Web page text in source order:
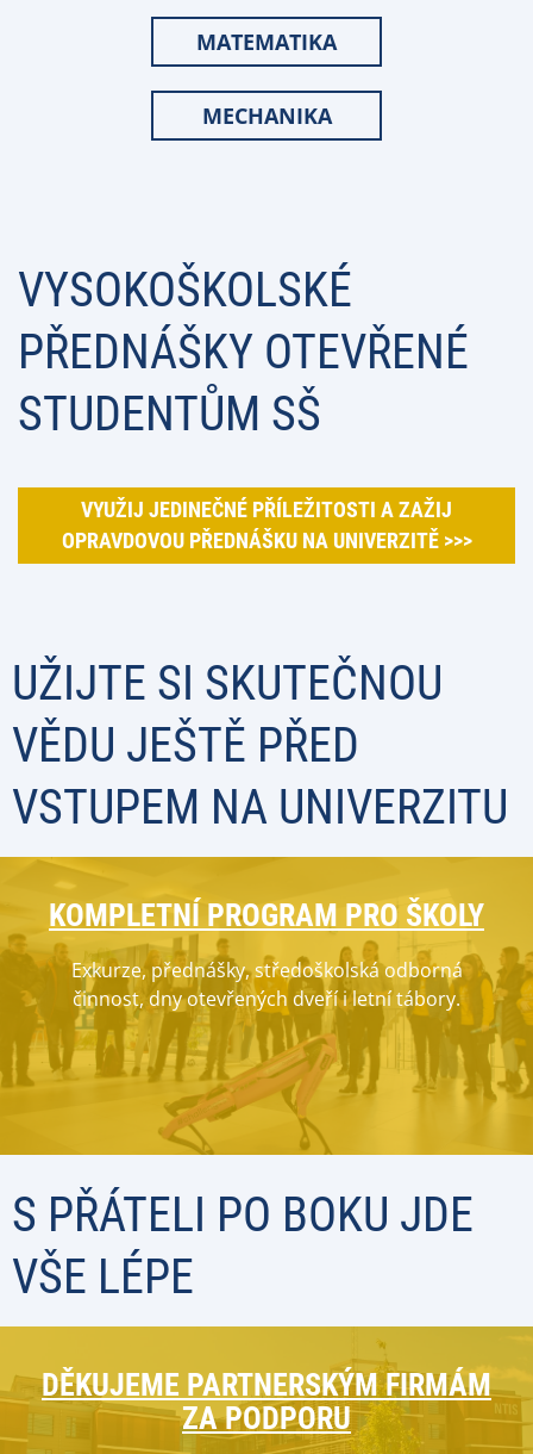
MATEMATIKA
MECHANIKA
VYSOKOŠKOLSKÉ
PŘEDNÁŠKY OTEVŘENÉ
STUDENTŮM SŠ
VYUŽIJ JEDINEČNÉ PŘÍLEŽITOSTI A ZAŽIJ
OPRAVDOVOU PŘEDNÁŠKU NA UNIVERZITĚ >>>
UŽIJTE SI SKUTEČNOU
VĚDU JEŠTĚ PŘED
VSTUPEM NA UNIVERZITU
KOMPLETNÍ PROGRAM PRO ŠKOLY
Exkurze, přednášky, středoškolská odborná
činnost, dny otevřených dveří i letní tábory.
S PŘÁTELI PO BOKU JDE
VŠE LÉPE
DĚKUJEME PARTNERSKÝM FIRMÁM
ZA PODPORU